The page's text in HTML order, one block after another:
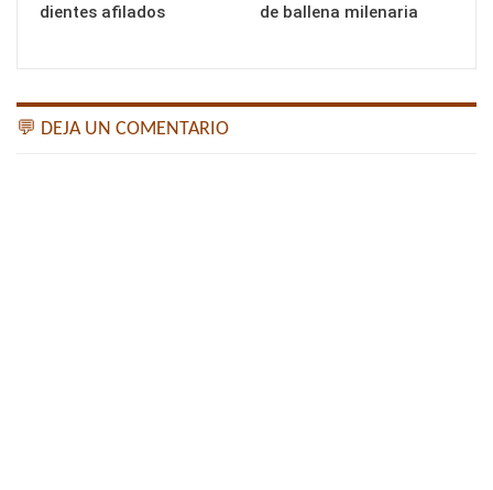
dientes afilados
de ballena milenaria
💬 DEJA UN COMENTARIO